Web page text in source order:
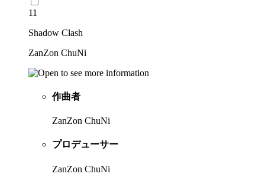
11
Shadow Clash
ZanZon ChuNi
作曲者
ZanZon ChuNi
プロデューサー
ZanZon ChuNi